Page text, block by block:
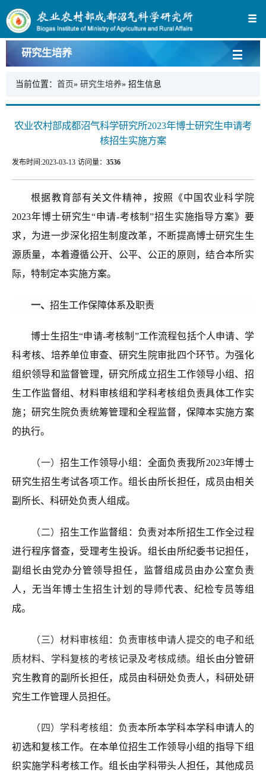
研究生培养
当前位置： 首页» 研究生培养» 招生信息
农业农村部成都沼气科学研究所2023年博士研究生申请考
核招生实施方案
发布时间:2023-03-13 访问量：3536
根据教育部有关文件精神，按照《中国农业科学院
2023年博士研究生“申请-考核制”招生实施指导方案》要
求，为进一步深化招生制度改革，不断提高博士研究生生
源质量，本着遵循公开、公平、公正的原则，结合本所实
际，特制定本实施方案。
一、招生工作保障体系及职责
博士生招生“申请-考核制”工作流程包括个人申请、学
科考核、培养单位审查、研究生院审批四个环节。为强化
组织领导和监督管理，研究所成立招生工作领导小组、招
生工作监督组、材料审核组和学科考核组负责具体工作实
施；研究生院负责统筹管理和全程监督，保障本实施方案
的执行。
（一）招生工作领导小组： 全面负责我所2023年博士
研究生招生考试各项工作。 组长由所长担任，成员由相关
副所长、科研处负责人组成。
（二）招生工作监督组：负责对本所招生工作全过程
进行程序督查，受理考生投诉。 组长由所纪委书记担任，
副组长由党办分管领导担任 ，
监督组成员由办公室负责
人，无当年博士生招生计划的导师代表、纪检专员等组
成。
（三）材料审核组：负责审核申请人提交的电子和纸
质材料、学科复核的考核记录及考核成绩。组长由分管研
究生教育的副所长担任， 成员由科研处负责人，科研处研
究生工作管理人员担任。
（四） 学科考核组：负责本所本学科本学科申请人的
初选和复核工作。 在本单位招生工作领导小组的指导下组
织实施学科考核工作。组长由学科带头人担任，其他成员